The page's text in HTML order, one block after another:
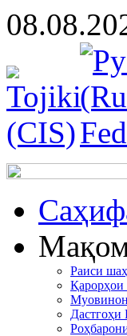
Раиси
Дастгоҳи